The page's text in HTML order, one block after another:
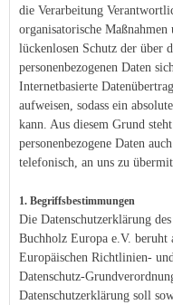
die Verarbeitung
organisatorische
lückenlosen Schutz der über
personenbezogenen Daten
Internetbasierte
aufweisen, sodass ein
kann. Aus diesem Grund
personenbezogene Daten
telefonisch, an uns zu
1. Begriffsbestimmungen
​Die Datenschutzerklärung
Buchholz Europa e.V.
Europäischen Richtlinien-
Datenschutz-
Datenschutzerklärung soll